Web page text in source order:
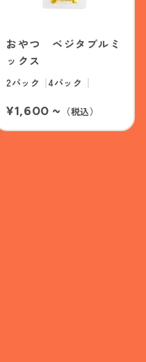
おやつ ベジタブルミ
ックス
2パック 4パック
¥1,600 ~ （税込）